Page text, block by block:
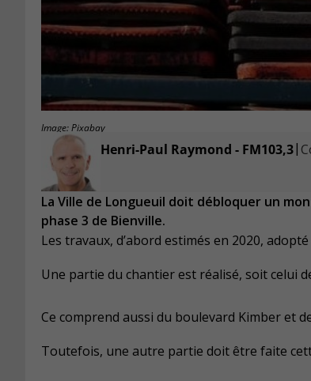
Image: Pixabay
Henri-Paul Raymond - FM103,3|
La Ville de Longueuil doit débloquer un
phase 3 de Bienville.
Les travaux, d’abord estimés en 2020,
Une partie du chantier est réalisé, soit celui
Ce comprend aussi du boulevard Kimber et
Toutefois, une autre partie doit être faite